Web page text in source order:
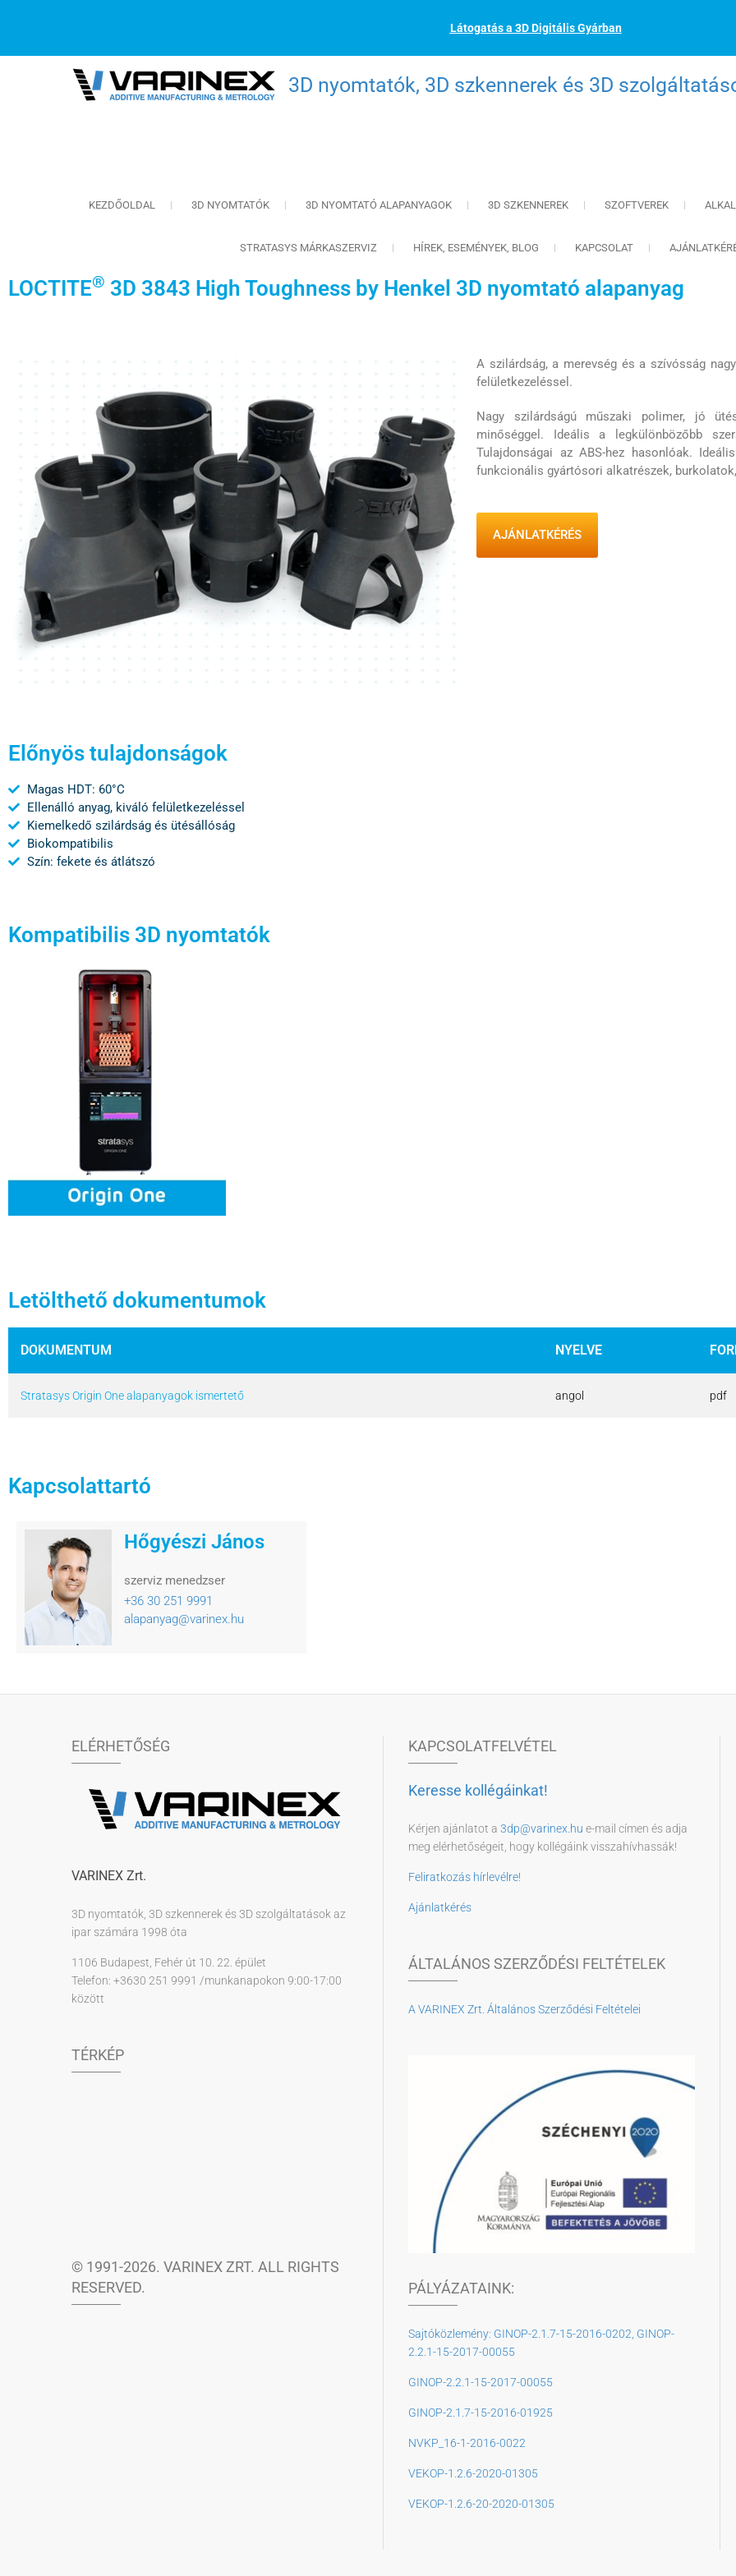
Látogatás a 3D Digitális Gyárban
3D nyomtatók, 3D szkennerek és 3D
KEZDŐOLDAL 3D NYOMTATÓK 3D NYOMTATÓ ALAPANYAGOK 3D SZKENNEREK SZOFTVEREK
STRATASYS MÁRKASZERVIZ HÍREK, ESEMÉNYEK, BLOG KAPCSOLAT
LOCTITE® 3D 3843 High Toughness by Henkel 3D nyomtató alapanyag
A szilárdság, a merevség és a szívósság
felületkezeléssel.
Nagy szilárdságú műszaki polimer, jó
minőséggel. Ideális a legkülönbözőbb
Tulajdonságai az ABS-hez hasonlóak.
funkcionális gyártósori alkatrészek,
AJÁNLATKÉRÉS
Előnyös tulajdonságok
Magas HDT: 60°C
Ellenálló anyag, kiváló felületkezeléssel
Kiemelkedő szilárdság és ütésállóság
Biokompatibilis
Szín: fekete és átlátszó
Kompatibilis 3D nyomtatók
Letölthető dokumentumok
DOKUMENTUM NYELVE
Stratasys Origin One alapanyagok ismertető angol pdf
Kapcsolattartó
Hőgyészi János
szerviz menedzser
+36 30 251 9991
alapanyag@varinex.hu
ELÉRHETŐSÉG
VARINEX Zrt.
3D nyomtatók, 3D szkennerek és 3D szolgáltatások az
ipar számára 1998 óta
1106 Budapest, Fehér út 10. 22. épület
Telefon: +3630 251 9991 /munkanapokon 9:00-17:00
között
TÉRKÉP
© 1991-2026. VARINEX ZRT. ALL RIGHTS
RESERVED.
KAPCSOLATFELVÉTEL
Keresse kollégáinkat!
Kérjen ajánlatot a 3dp@varinex.hu e-mail címen és adja
meg elérhetőségeit, hogy kollégáink visszahívhassák!
Feliratkozás hírlevélre!
Ajánlatkérés
ÁLTALÁNOS SZERZŐDÉSI FELTÉTELEK
A VARINEX Zrt. Általános Szerződési Feltételei
PÁLYÁZATAINK:
Sajtóközlemény: GINOP-2.1.7-15-2016-0202, GINOP-
2.2.1-15-2017-00055
GINOP-2.2.1-15-2017-00055
GINOP-2.1.7-15-2016-01925
NVKP_16-1-2016-0022
VEKOP-1.2.6-2020-01305
VEKOP-1.2.6-20-2020-01305